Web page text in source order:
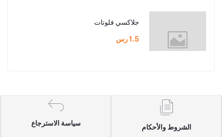
جلاكسي فلوتات
1.5 رس
الشروط والأحكام
سياسة الاسترجاع